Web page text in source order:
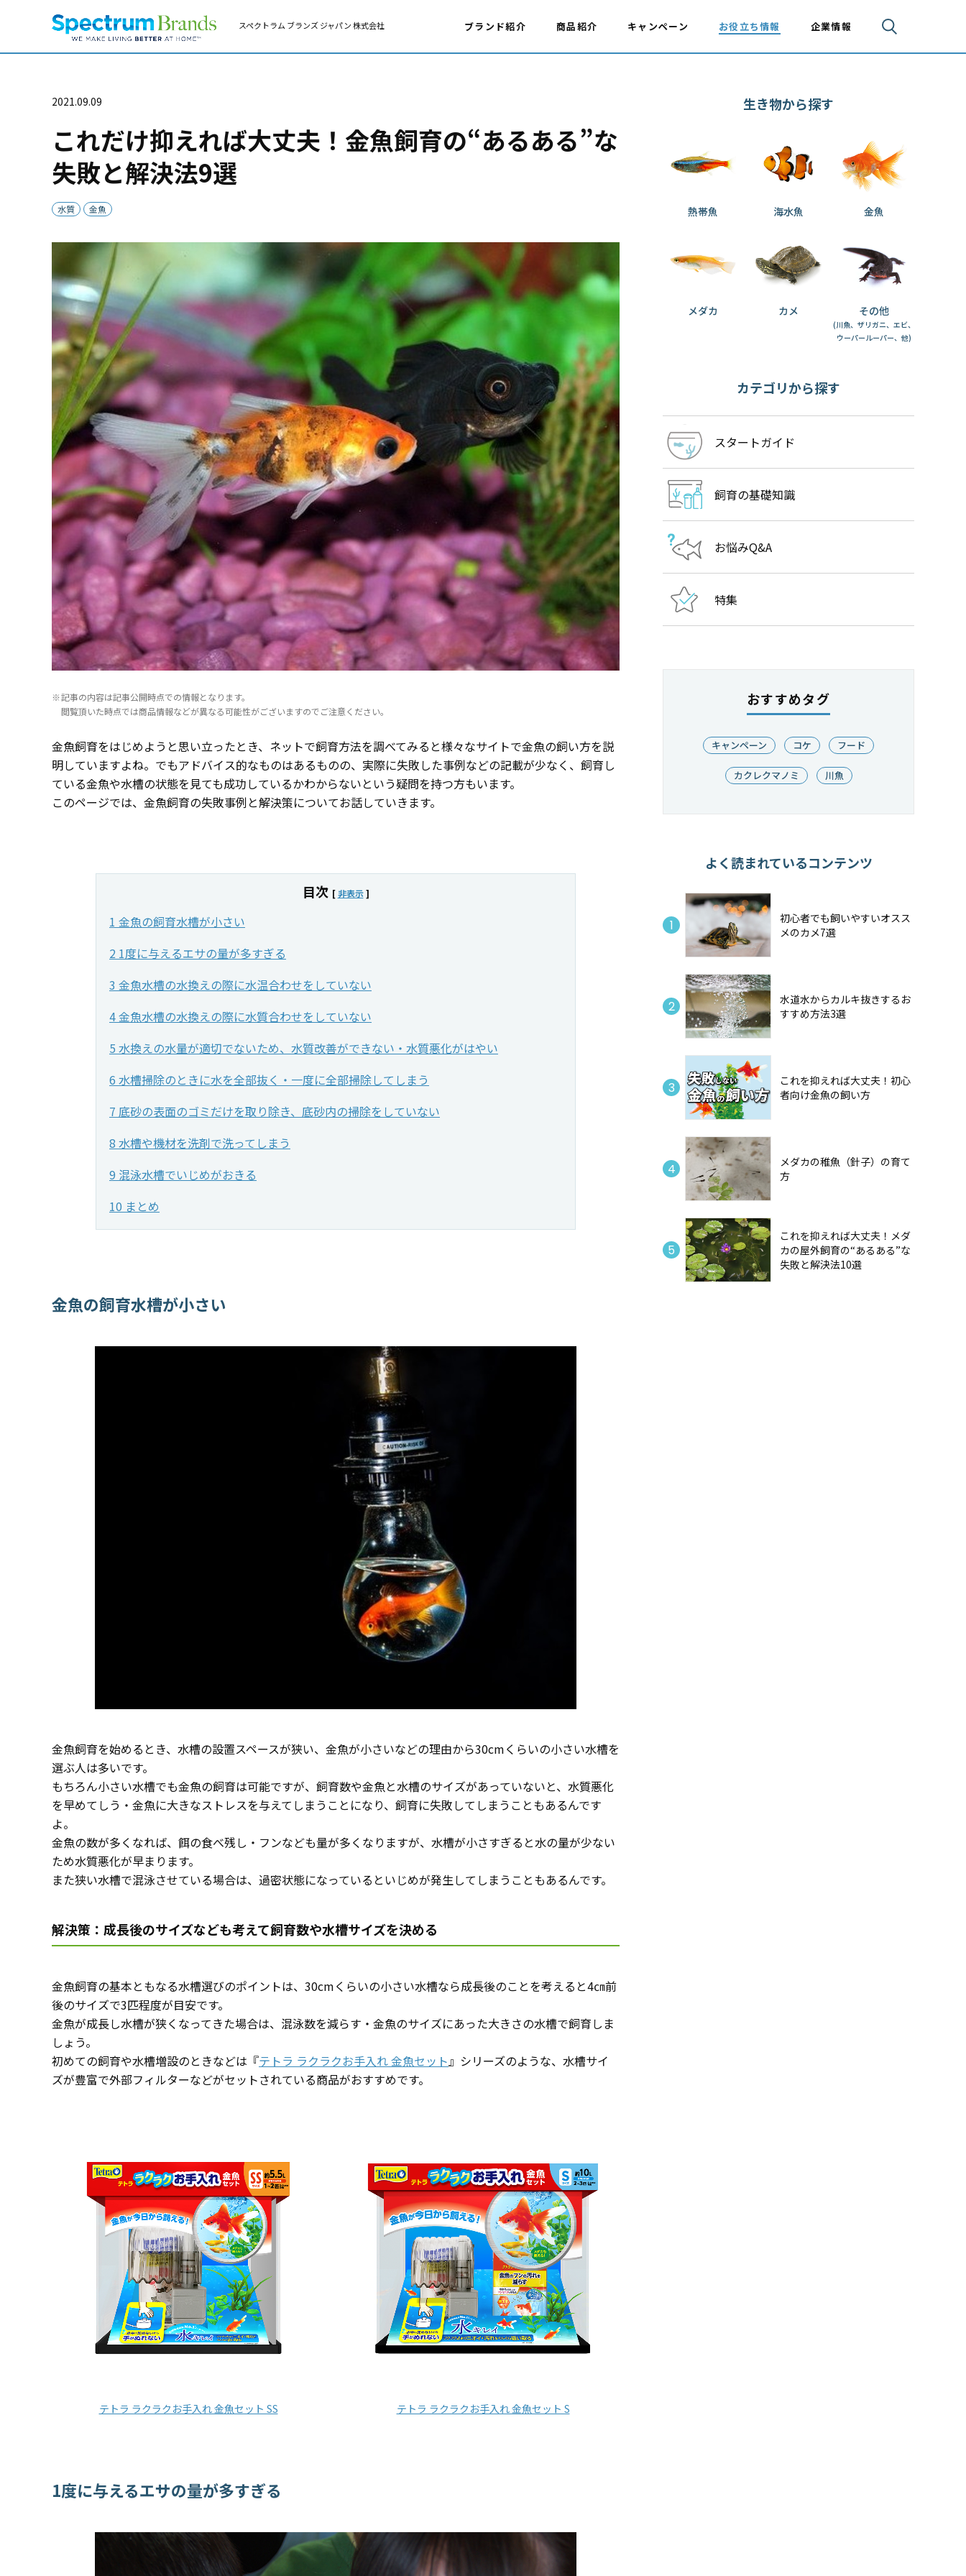
スペクトラム ブランズ ジャパン 株式会社 ブランド紹介 商品紹介 キャンペーン お役立ち情報 企業情報
2021.09.09
これだけ抑えれば大丈夫！金魚飼育の“あるある”な
失敗と解決法9選
水質 金魚
記事の内容は記事公開時点での情報となります。
閲覧頂いた時点では商品情報などが異なる可能性がございますのでご注意ください。
金魚飼育をはじめようと思い立ったとき、ネットで飼育方法を調べてみると様々なサイトで金魚の飼い方を説
明していますよね。でもアドバイス的なものはあるものの、実際に失敗した事例などの記載が少なく、飼育し
ている金魚や水槽の状態を見ても成功しているかわからないという疑問を持つ方もいます。
このページでは、金魚飼育の失敗事例と解決策についてお話していきます。
目次 [非表示]
1 金魚の飼育水槽が小さい
2 1度に与えるエサの量が多すぎる
3 金魚水槽の水換えの際に水温合わせをしていない
4 金魚水槽の水換えの際に水質合わせをしていない
5 水換えの水量が適切でないため、水質改善ができない・水質悪化がはやい
6 水槽掃除のときに水を全部抜く・一度に全部掃除してしまう
7 底砂の表面のゴミだけを取り除き、底砂内の掃除をしていない
8 水槽や機材を洗剤で洗ってしまう
9 混泳水槽でいじめがおきる
10 まとめ
金魚の飼育水槽が小さい
金魚飼育を始めるとき、水槽の設置スペースが狭い、金魚が小さいなどの理由から30cmくらいの小さい水槽を
選ぶ人は多いです。
もちろん小さい水槽でも金魚の飼育は可能ですが、飼育数や金魚と水槽のサイズがあっていないと、水質悪化
を早めてしう・金魚に大きなストレスを与えてしまうことになり、飼育に失敗してしまうこともあるんです
よ。
金魚の数が多くなれば、餌の食べ残し・フンなども量が多くなりますが、水槽が小さすぎると水の量が少ない
ため水質悪化が早まります。
また狭い水槽で混泳させている場合は、過密状態になっているといじめが発生してしまうこともあるんです。
解決策：成長後のサイズなども考えて飼育数や水槽サイズを決める
金魚飼育の基本ともなる水槽選びのポイントは、30cmくらいの小さい水槽なら成長後のことを考えると4㎝前
後のサイズで3匹程度が目安です。
金魚が成長し水槽が狭くなってきた場合は、混泳数を減らす・金魚のサイズにあった大きさの水槽で飼育しま
しょう。
初めての飼育や水槽増設のときなどは『テトラ ラクラクお手入れ 金魚セット』シリーズのような、水槽サイ
ズが豊富で外部フィルターなどがセットされている商品がおすすめです。
テトラ ラクラクお手入れ 金魚セット SS テトラ ラクラクお手入れ 金魚セット S
1度に与えるエサの量が多すぎる
生き物から探す
熱帯魚 海水魚 金魚
メダカ カメ その他
(川魚、ザリガニ、エビ、
ウーパールーパー、他)
カテゴリから探す
スタートガイド
飼育の基礎知識
お悩みQ&A
特集
おすすめタグ
キャンペーン コケ フード
カクレクマノミ 川魚
よく読まれているコンテンツ
初心者でも飼いやすいオスス
メのカメ7選
水道水からカルキ抜きするお
すすめ方法3選
これを抑えれば大丈夫！初心
者向け金魚の飼い方
メダカの稚魚（針子）の育て
方
これを抑えれば大丈夫！メダ
カの屋外飼育の“あるある”な
失敗と解決法10選